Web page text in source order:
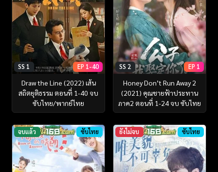
SS 1 EP 1-40
Draw the Line (2022) เส้น
สถิตยุติธรรม ตอนที่ 1-40 จบ
ซับไทย/พากย์ไทย
SS 2 EP 1
Honey Don’t Run Away 2
(2021) คุณชายฟ้าประทาน
ภาค2 ตอนที่ 1-24 จบ ซับไทย
จบแล้ว ซับไทย ยังไม่จบ ซับไทย